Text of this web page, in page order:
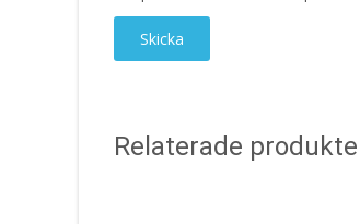
Relaterade